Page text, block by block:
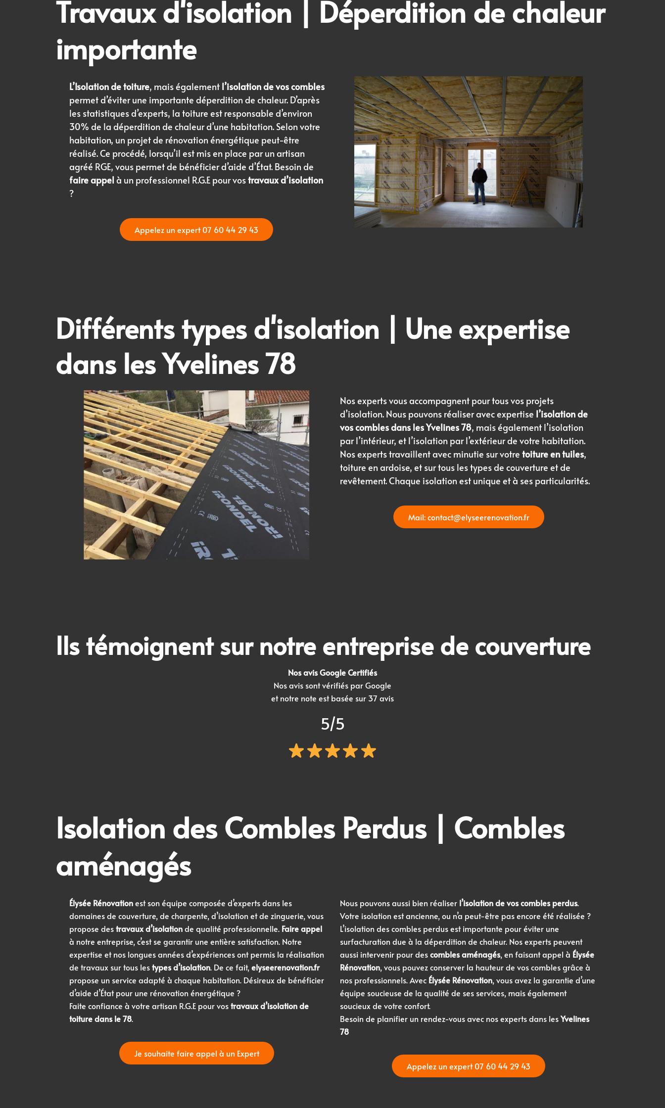
Travaux d'isolation | Déperdition de chaleur
importante
L’Isolation de toiture, mais également l’isolation de vos combles
permet d’éviter une importante déperdition de chaleur. D’après
les statistiques d’experts, la toiture est responsable d’environ
30% de la déperdition de chaleur d’une habitation. Selon votre
habitation, un projet de rénovation énergétique peut-être
réalisé. Ce procédé, lorsqu’il est mis en place par un artisan
agréé RGE, vous permet de bénéficier d’aide d’État. Besoin de
faire appel à un professionnel R.G.E pour vostravaux d’isolation
?
Appelez un expert 07 60 44 29 43
Différentstypes d'isolation | Une expertise
dans lesYvelines 78
Nos experts vous accompagnent pour tous vos projets
d’isolation. Nous pouvons réaliser avec expertise l’isolation de
vos combles dans les Yvelines 78, mais également l’isolation
par l’intérieur, et l’isolation par l’extérieur de votre habitation.
Nos experts travaillent avec minutie sur votre toiture en tuiles,
toiture en ardoise, et sur tous les types de couverture et de
revêtement. Chaque isolation est unique et à ses particularités.
Mail: contact@elyseerenovation.fr
Ils témoignent sur notre entreprise de couverture
Nos avis Google Certifiés
Nos avis sont vérifiés par Google
et notre note est basée sur 37 avis
5/5
Isolation desCombles Perdus| Combles
aménagés
Élysée Rénovationest son équipe composée d’experts dans les
domaines de couverture, de charpente, d’isolation et de zinguerie, vous
propose destravaux d’isolationde qualité professionnelle. Faire appel
à notre entreprise, c’est se garantir une entière satisfaction. Notre
expertise et nos longues années d’expériences ont permis la réalisation
de travaux sur tous lestypes d’isolation. De ce fait, elyseerenovation.fr
propose un service adapté à chaque habitation. Désireux de bénéficier
d’aide d’État pour une rénovation énergétique ?
Faite confiance à votre artisan R.G.E pour vostravaux d’isolation de
toiture dans le 78.
Je souhaite faire appel à un Expert
Nous pouvons aussi bien réaliser l’isolation de vos combles perdus.
Votre isolation est ancienne, ou n’a peut-être pas encore été réalisée ?
L’isolation des combles perdus est importante pour éviter une
surfacturation due à la déperdition de chaleur. Nos experts peuvent
aussi intervenir pour descombles aménagés, en faisant appel à Élysée
Rénovation, vous pouvez conserver la hauteur de vos combles grâce à
nos professionnels. Avec Élysée Rénovation, vous avez la garantie d’une
équipe soucieuse de la qualité de ses services, mais également
soucieux de votre confort.
Besoin de planifier un rendez-vous avec nos experts dans lesYvelines
78
Appelez un expert 07 60 44 29 43